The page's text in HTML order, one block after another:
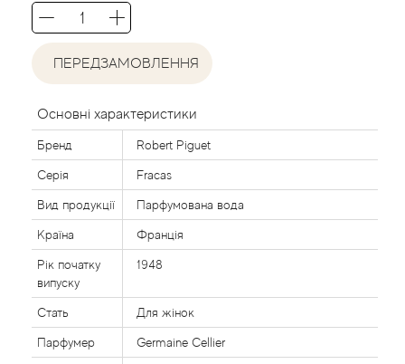
ПЕРЕДЗАМОВЛЕННЯ
Основні характеристики
Бренд Robert Piguet
Серія Fracas
Вид продукції Парфумована вода
Країна Франція
Рік початку
випуску
1948
Стать Для жінок
Парфумер Germaine Cellier
Agent Provocateur
Agonist
Aigner
Aj Arabia (Widian)
Ajmal
Al Haramain
Al Jazeera
Alaia Paris